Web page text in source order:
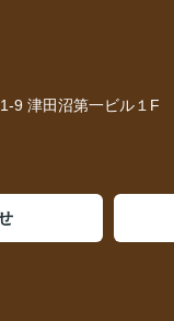
9 津田沼第一ビル１F